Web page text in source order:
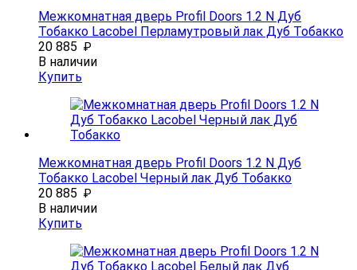
Межкомнатная дверь Profil Doors 1.2 N Дуб
Тобакко Lacobel Перламутровый лак Дуб Тобакко
20 885 ₽
В наличии
Купить
Межкомнатная дверь Profil Doors 1.2 N Дуб
Тобакко Lacobel Черный лак Дуб Тобакко
20 885 ₽
В наличии
Купить